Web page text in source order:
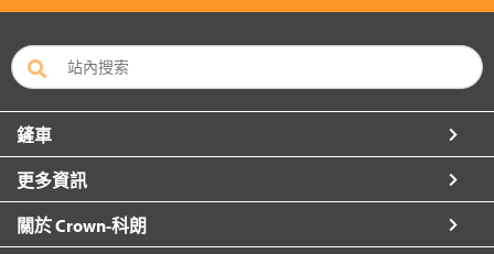
鏟車
更多資訊
關於 Crown-科朗